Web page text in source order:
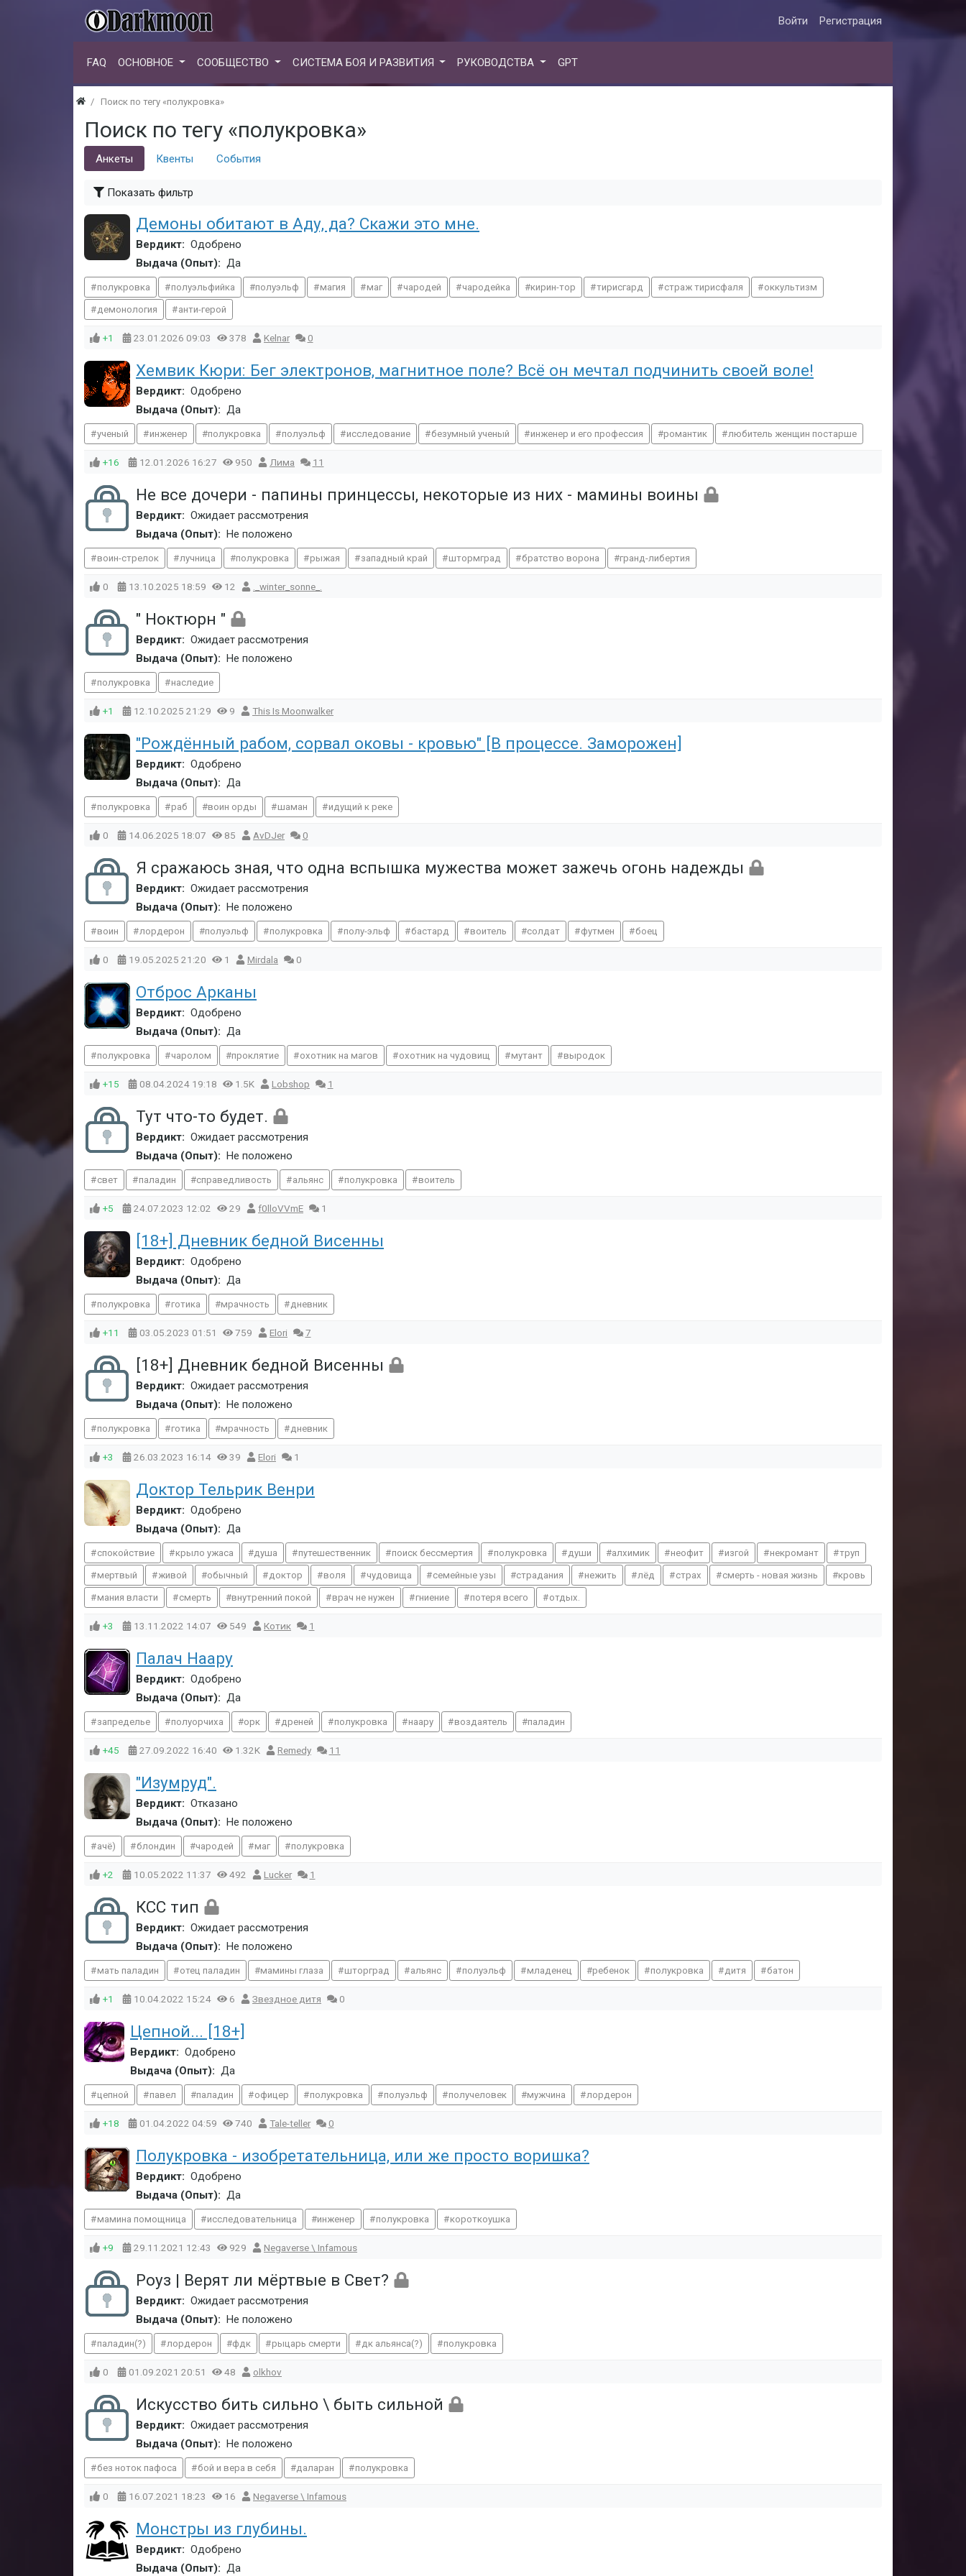
Войти Регистрация
FAQ ОСНОВНОЕ СООБЩЕСТВО СИСТЕМА БОЯ И РАЗВИТИЯ РУКОВОДСТВА GPT
Поиск по тегу «полукровка»
Поиск по тегу «полукровка»
Анкеты Квенты События
Показать фильтр
Демоны обитают в Аду, да? Скажи это мне.
Вердикт: Одобрено
Выдача (Опыт): Да
полукровка полуэльфийка полуэльф магия маг чародей чародейка кирин-тор тирисгард страж тирисфаля оккультизм
демонология анти-герой
+1 23.01.2026 09:03 378 Kelnar 0
Хемвик Кюри: Бег электронов, магнитное поле? Всё он мечтал подчинить своей воле!
Вердикт: Одобрено
Выдача (Опыт): Да
ученый инженер полукровка полуэльф исследование безумный ученый инженер и его профессия романтик любитель женщин постарше
+16 12.01.2026 16:27 950 Лима 11
Не все дочери - папины принцессы, некоторые из них - мамины воины
Вердикт: Ожидает рассмотрения
Выдача (Опыт): Не положено
воин-стрелок лучница полукровка рыжая западный край штормград братство ворона гранд-либертия
0 13.10.2025 18:59 12 ._winter_sonne_.
" Ноктюрн "
Вердикт: Ожидает рассмотрения
Выдача (Опыт): Не положено
полукровка наследие
+1 12.10.2025 21:29 9 This Is Moonwalker
"Рождённый рабом, сорвал оковы - кровью" [В процессе. Заморожен]
Вердикт: Одобрено
Выдача (Опыт): Да
полукровка раб воин орды шаман идущий к реке
0 14.06.2025 18:07 85 AvDJer 0
Я сражаюсь зная, что одна вспышка мужества может зажечь огонь надежды
Вердикт: Ожидает рассмотрения
Выдача (Опыт): Не положено
воин лордерон полуэльф полукровка полу-эльф бастард воитель солдат футмен боец
0 19.05.2025 21:20 1 Mirdala 0
Отброс Арканы
Вердикт: Одобрено
Выдача (Опыт): Да
полукровка чаролом проклятие охотник на магов охотник на чудовищ мутант выродок
+15 08.04.2024 19:18 1.5K Lobshop 1
Тут что-то будет.
Вердикт: Ожидает рассмотрения
Выдача (Опыт): Не положено
свет паладин справедливость альянс полукровка воитель
+5 24.07.2023 12:02 29 f0lloVVmE 1
[18+] Дневник бедной Висенны
Вердикт: Одобрено
Выдача (Опыт): Да
полукровка готика мрачность дневник
+11 03.05.2023 01:51 759 Elori 7
[18+] Дневник бедной Висенны
Вердикт: Ожидает рассмотрения
Выдача (Опыт): Не положено
полукровка готика мрачность дневник
+3 26.03.2023 16:14 39 Elori 1
Доктор Тельрик Венри
Вердикт: Одобрено
Выдача (Опыт): Да
спокойствие крыло ужаса душа путешественник поиск бессмертия полукровка души алхимик неофит изгой некромант труп
мертвый живой обычный доктор воля чудовища семейные узы страдания нежить лёд страх смерть - новая жизнь кровь
мания власти смерть внутренний покой врач не нужен гниение потеря всего отдых.
+3 13.11.2022 14:07 549 Котик 1
Палач Наару
Вердикт: Одобрено
Выдача (Опыт): Да
запределье полуорчиха орк дреней полукровка наару воздаятель паладин
+45 27.09.2022 16:40 1.32K Remedy 11
"Изумруд".
Вердикт: Отказано
Выдача (Опыт): Не положено
ачё) блондин чародей маг полукровка
+2 10.05.2022 11:37 492 Lucker 1
КСС тип
Вердикт: Ожидает рассмотрения
Выдача (Опыт): Не положено
мать паладин отец паладин мамины глаза шторград альянс полуэльф младенец ребенок полукровка дитя батон
+1 10.04.2022 15:24 6 Звездное дитя 0
Цепной... [18+]
Вердикт: Одобрено
Выдача (Опыт): Да
цепной павел паладин офицер полукровка полуэльф получеловек мужчина лордерон
+18 01.04.2022 04:59 740 Tale-teller 0
Полукровка - изобретательница, или же просто воришка?
Вердикт: Одобрено
Выдача (Опыт): Да
мамина помощница исследовательница инженер полукровка короткоушка
+9 29.11.2021 12:43 929 Negaverse \ Infamous
Роуз | Верят ли мёртвые в Свет?
Вердикт: Ожидает рассмотрения
Выдача (Опыт): Не положено
паладин(?) лордерон фдк рыцарь смерти дк альянса(?) полукровка
0 01.09.2021 20:51 48 olkhov
Искусство бить сильно \ быть сильной
Вердикт: Ожидает рассмотрения
Выдача (Опыт): Не положено
без ноток пафоса бой и вера в себя даларан полукровка
0 16.07.2021 18:23 16 Negaverse \ Infamous
Монстры из глубины.
Вердикт: Одобрено
Выдача (Опыт): Да